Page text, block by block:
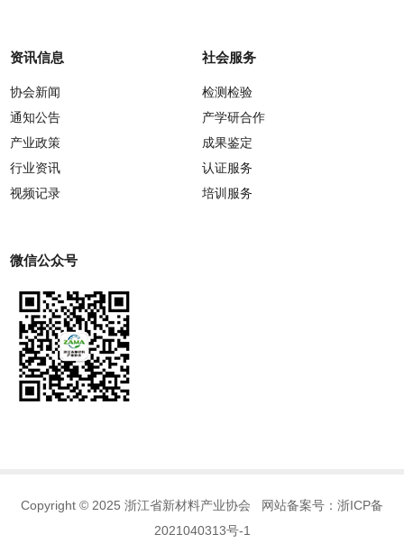
资讯信息
协会新闻
通知公告
产业政策
行业资讯
视频记录
社会服务
检测检验
产学研合作
成果鉴定
认证服务
培训服务
微信公众号
Copyright © 2025 浙江省新材料产业协会 网站备案号： 浙ICP备
2021040313号-1